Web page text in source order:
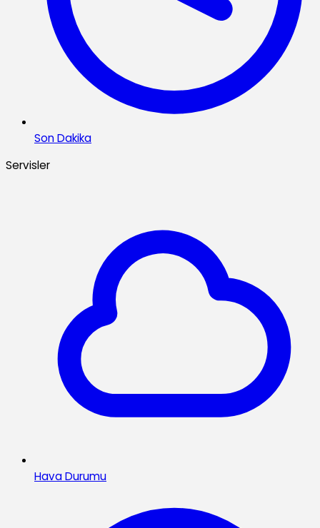
Son Dakika
Servisler
Hava Durumu